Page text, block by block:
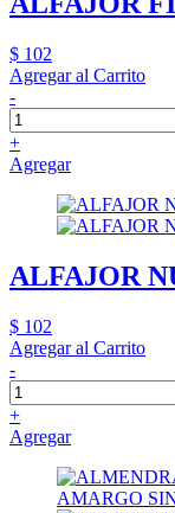
$ 102
Agregar al Carrito
-
+
Agregar
ALFAJOR
$ 102
Agregar al Carrito
-
+
Agregar